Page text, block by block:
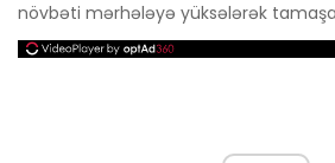
növbəti mərhələyə yüksələrək